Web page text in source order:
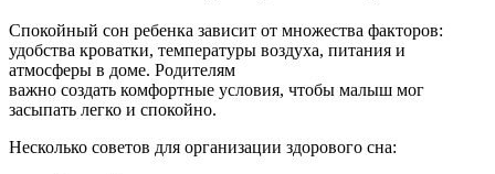
Спокойный сон ребенка зависит от множества факторов:
удобства кроватки, температуры воздуха, питания и
атмосферы в доме. Родителям
важно создать комфортные условия, чтобы малыш мог
засыпать легко и спокойно.
Несколько советов для организации здорового сна: